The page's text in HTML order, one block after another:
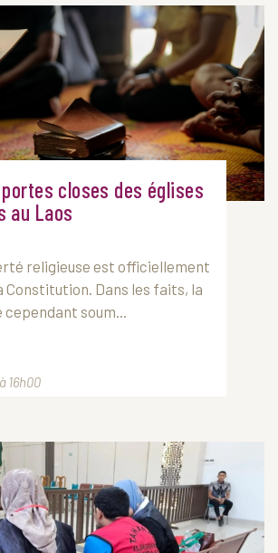
closes des églises
au Laos
religieuse est officiellement
Constitution. Dans les faits, la
soum...
16h00